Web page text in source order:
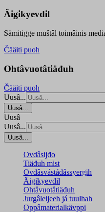
Äigikyevdil
Sämitigge muštâl toimâinis
Čääiti puoh
Ohtâvuotâtiäđuh
Čääiti puoh
Uusâ...
Uusâ...
Uusâ
Uusâ...
Uusâ...
Ovdâsijđo
Tiäđuh mist
Ovdâsvástádâssyergih
Äigikyevdil
Ohtâvuotâtiäđuh
Jurgâleijeeh já tuulhah
Oppâmaterialkävppi